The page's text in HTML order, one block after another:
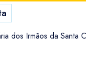
dos Irmãos da